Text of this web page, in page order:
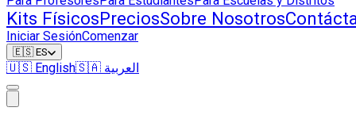
Kits FísicosPreciosSobre Nosotros
Iniciar SesiónComenzar
🇪🇸 ES
🇺🇸 English🇸🇦 العربية